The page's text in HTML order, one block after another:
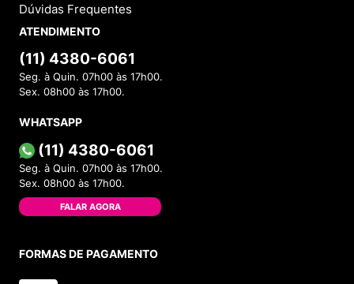
Dúvidas Frequentes
ATENDIMENTO
(11) 4380-6061
Seg. à Quin. 07h00 às 17h00.
Sex. 08h00 às 17h00.
WHATSAPP
(11) 4380-6061
Seg. à Quin. 07h00 às 17h00.
Sex. 08h00 às 17h00.
FALAR AGORA
FORMAS DE PAGAMENTO